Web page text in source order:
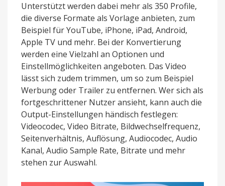
Unterstützt werden dabei mehr als 350 Profile,
die diverse Formate als Vorlage anbieten, zum
Beispiel für YouTube, iPhone, iPad, Android,
Apple TV und mehr. Bei der Konvertierung
werden eine Vielzahl an Optionen und
Einstellmöglichkeiten angeboten. Das Video
lässt sich zudem trimmen, um so zum Beispiel
Werbung oder Trailer zu entfernen. Wer sich als
fortgeschrittener Nutzer ansieht, kann auch die
Output-Einstellungen händisch festlegen:
Videocodec, Video Bitrate, Bildwechselfrequenz,
Seitenverhältnis, Auflösung, Audiocodec, Audio
Kanal, Audio Sample Rate, Bitrate und mehr
stehen zur Auswahl.